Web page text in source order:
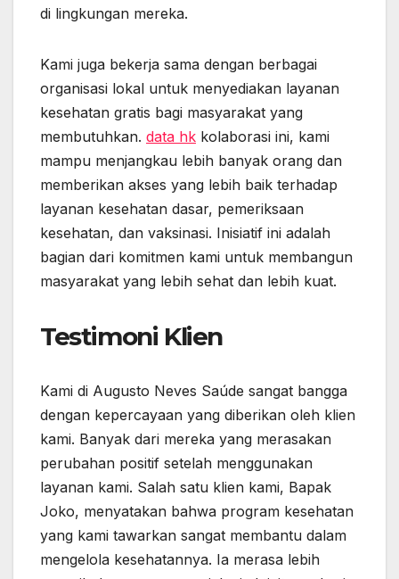
di lingkungan mereka.
Kami juga bekerja sama dengan berbagai
organisasi lokal untuk menyediakan layanan
kesehatan gratis bagi masyarakat yang
membutuhkan. data hk kolaborasi ini, kami
mampu menjangkau lebih banyak orang dan
memberikan akses yang lebih baik terhadap
layanan kesehatan dasar, pemeriksaan
kesehatan, dan vaksinasi. Inisiatif ini adalah
bagian dari komitmen kami untuk membangun
masyarakat yang lebih sehat dan lebih kuat.
Testimoni Klien
Kami di Augusto Neves Saúde sangat bangga
dengan kepercayaan yang diberikan oleh klien
kami. Banyak dari mereka yang merasakan
perubahan positif setelah menggunakan
layanan kami. Salah satu klien kami, Bapak
Joko, menyatakan bahwa program kesehatan
yang kami tawarkan sangat membantu dalam
mengelola kesehatannya. Ia merasa lebih